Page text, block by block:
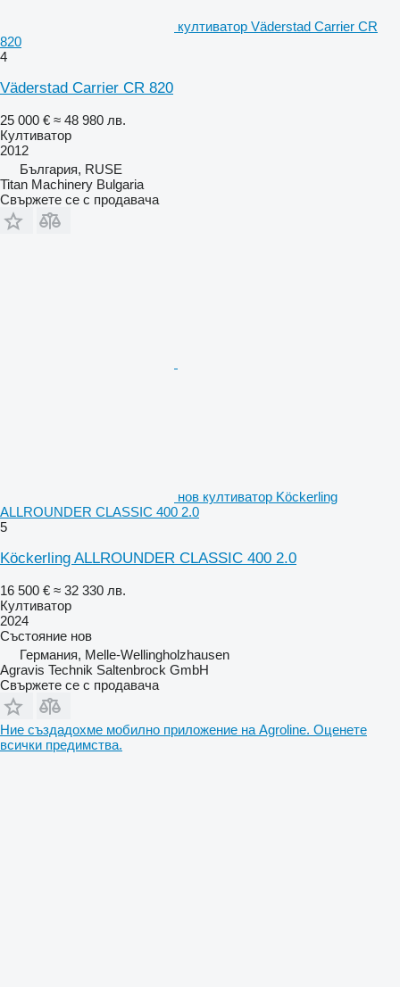
култиватор Väderstad Carrier CR
820
4
Väderstad Carrier CR 820
25 000 € ≈ 48 980 лв.
Култиватор
2012
България, RUSE
Titan Machinery Bulgaria
Свържете се с продавача
нов култиватор Köckerling
ALLROUNDER CLASSIC 400 2.0
5
Köckerling ALLROUNDER CLASSIC 400 2.0
16 500 € ≈ 32 330 лв.
Култиватор
2024
Състояние нов
Германия, Melle-Wellingholzhausen
Agravis Technik Saltenbrock GmbH
Свържете се с продавача
Ние създадохме мобилно приложение на Agroline. Оценете
всички предимства.